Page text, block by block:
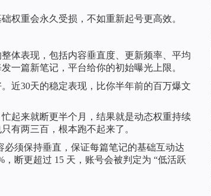
权重会永久受损，不如重新起号更高效。
体表现，包括内容垂直度、更新频率、平均
一篇新笔记，平台给你的初始曝光上限。
近30天的稳定表现，比你半年前的百万爆文
起来就断更半个月，结果就是动态权重持续
有两三百，根本跑不起来了。
须保持垂直，保证每篇笔记的基础互动达
断更超过 15 天，账号会被判定为 “低活跃